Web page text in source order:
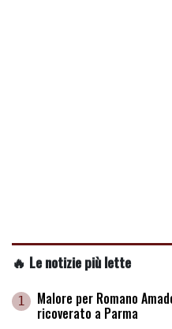
🔥 Le notizie più lette
1 Malore per Romano
ricoverato a Parma